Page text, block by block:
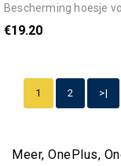
bescherming hoesje voor oneplus 9 pro
€19.20
1 2 >|
Meer, OnePlus,